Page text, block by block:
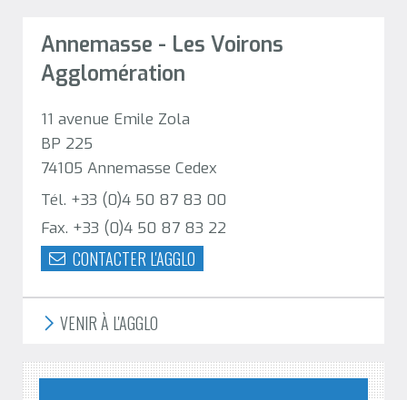
Annemasse - Les Voirons
Agglomération
11 avenue Emile Zola
BP 225
74105 Annemasse Cedex
Tél. +33 (0)4 50 87 83 00
Fax. +33 (0)4 50 87 83 22
CONTACTER L'AGGLO
VENIR À L'AGGLO